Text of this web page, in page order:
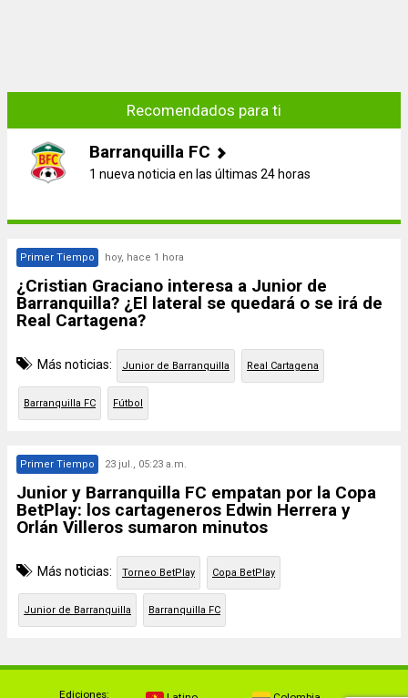
Recomendados para ti
Barranquilla FC
1 nueva noticia en las últimas 24 horas
Primer Tiempo hoy, hace 1 hora
¿Cristian Graciano interesa a Junior de
Barranquilla? ¿El lateral se quedará o se irá de
Real Cartagena?
Más noticias: Junior de Barranquilla Real Cartagena
Barranquilla FC Fútbol
Primer Tiempo 23 jul., 05:23 a.m.
Junior y Barranquilla FC empatan por la Copa
BetPlay: los cartageneros Edwin Herrera y
Orlán Villeros sumaron minutos
Más noticias: Torneo BetPlay Copa BetPlay
Junior de Barranquilla Barranquilla FC
Ediciones: